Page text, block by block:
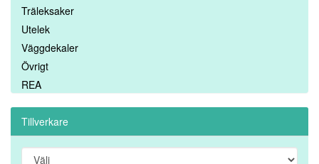
Träleksaker
Utelek
Väggdekaler
Övrigt
REA
Tillverkare